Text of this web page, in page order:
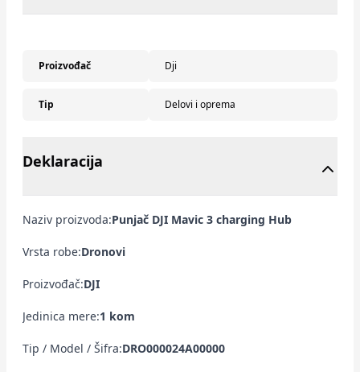
Proizvođač Dji
Tip Delovi i oprema
Deklaracija
Naziv proizvoda:Punjač DJI Mavic 3 charging Hub
Vrsta robe:Dronovi
Proizvođač:DJI
Jedinica mere:1 kom
Tip / Model / Šifra:DRO000024A00000